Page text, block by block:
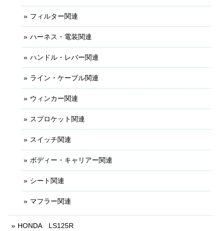
フィルター関連
ハーネス・電装関連
ハンドル・レバー関連
ライン・ケーブル関連
ウィンカー関連
スプロケット関連
スイッチ関連
ボディー・キャリアー関連
シート関連
マフラー関連
HONDA LS125R